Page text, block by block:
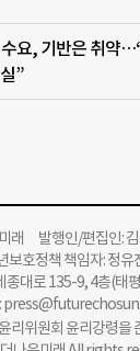
요, 기반은 취약
”
래 발행인/편집인:
보호정책 책임자: 정유
종대로 135-9, 4층(태
리위원회 윤리강령을